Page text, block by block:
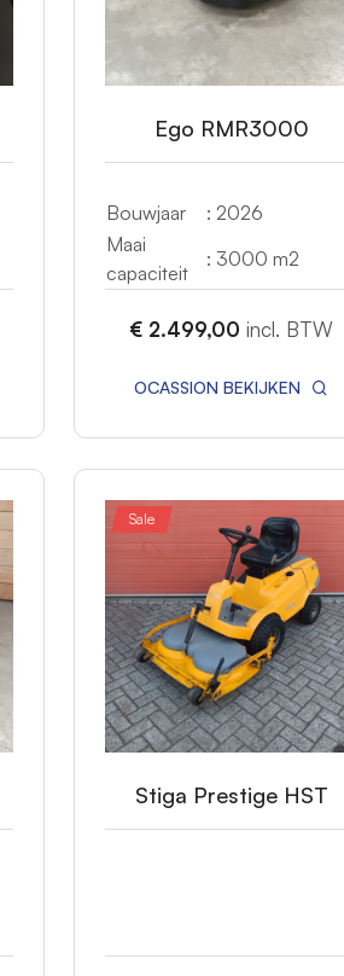
Ego RMR3000
Bouwjaar
: 2026
Maai
capaciteit
: 3000 m2
€ 2.499,00 incl. BTW
OCASSION BEKIJKEN
Sale
Stiga Prestige HST